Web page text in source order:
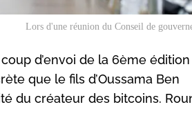
Lors d'une réunion du Conseil de
d’envoi de la 6ème
que le fils d’Oussama Ben
du créateur des bitcoins.